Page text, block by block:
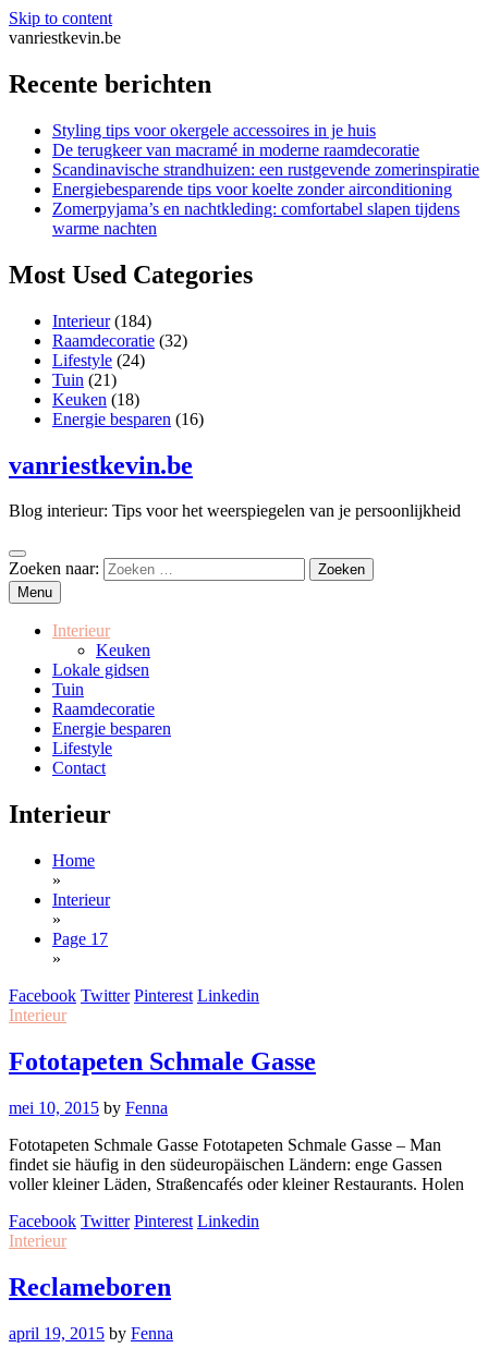
Skip to content
vanriestkevin.be
Recente berichten
Styling tips voor okergele accessoires in je huis
De terugkeer van macramé in moderne raamdecoratie
Scandinavische strandhuizen: een rustgevende zomerinspiratie
Energiebesparende tips voor koelte zonder airconditioning
Zomerpyjama’s en nachtkleding: comfortabel slapen tijdens
warme nachten
Most Used Categories
Interieur(184)
Raamdecoratie (32)
Lifestyle (24)
Tuin (21)
Keuken (18)
Energie besparen (16)
vanriestkevin.be
Blog interieur: Tips voor het weerspiegelen van je persoonlijkheid
Zoeken naar:
Menu
Interieur
Keuken
Lokale gidsen
Tuin
Raamdecoratie
Energie besparen
Lifestyle
Contact
Interieur
Home
»
Interieur
»
Page 17
»
Facebook Twitter Pinterest Linkedin
Interieur
Fototapeten Schmale Gasse
mei 10, 2015 by Fenna
Fototapeten Schmale Gasse Fototapeten Schmale Gasse – Man
findet sie häufig in den südeuropäischen Ländern: enge Gassen
voller kleiner Läden, Straßencafés oder kleiner Restaurants. Holen
Facebook Twitter Pinterest Linkedin
Interieur
Reclameboren
april 19, 2015 by Fenna